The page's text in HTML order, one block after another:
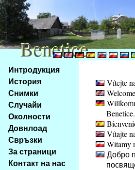
Na
obsah
stránky
Klávesové
zkratky
tomto
webu
základní
Hlavní
Интродукция
История
Снимки
Случайи
Околности
Довнлоад
Свръзки
За страници
Контакт на нас
Vítejte
Benetice.
Vítajte
Witamy
Добро
Benetice
Benetice